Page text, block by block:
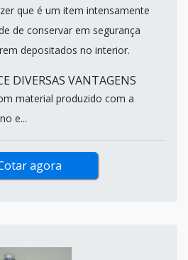
que é um item intensamente
de conservar em segurança
depositados no interior.
DIVERSAS VANTAGENS
material produzido com a
e...
agora